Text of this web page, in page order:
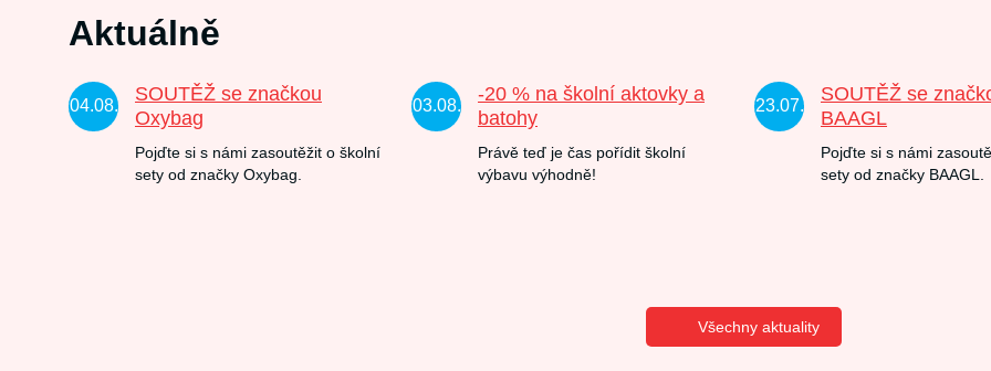
Aktuálně
04.08.
SOUTĚŽ se značkou
Oxybag
Pojďte si s námi zasoutěžit o školní
sety od značky Oxybag.
03.08.
-20 % na školní aktovky a
batohy
Právě teď je čas pořídit školní
výbavu výhodně!
23.07.
SOUTĚŽ se
BAAGL
Pojďte si s námi
sety od značky BAAGL.
Všechny aktuality